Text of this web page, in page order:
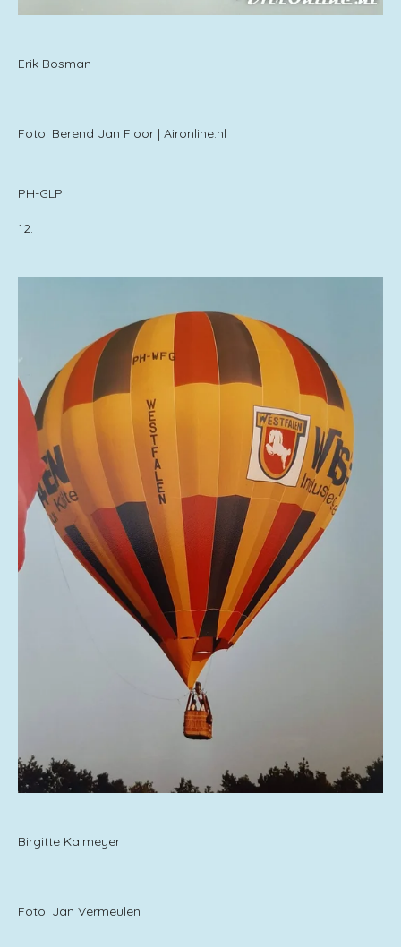
Erik Bosman
Foto: Berend Jan Floor | Aironline.nl
PH-GLP
12.
Birgitte Kalmeyer
Foto: Jan Vermeulen